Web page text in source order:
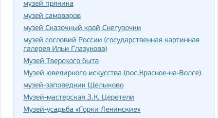
музей пряника
музей самоваров
музей Сказочный край Снегурочки
музей сословий России (государственная картинная
галерея Ильи Глазунова)
Музей Тверского быта
Музей ювелирного искусства (пос.Красное-на-Волге)
музей-заповедник Щелыково
Музей-мастерская З.К. Церетели
Музей-усадьба «Горки Ленинские»